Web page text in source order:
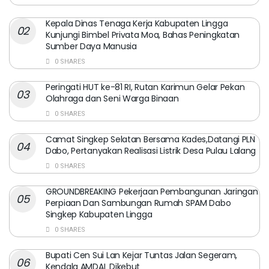
Kepala Dinas Tenaga Kerja Kabupaten Lingga
Kunjungi Bimbel Privata Moa, Bahas Peningkatan
Sumber Daya Manusia
0 SHARES
Peringati HUT ke-81 RI, Rutan Karimun Gelar Pekan
Olahraga dan Seni Warga Binaan
0 SHARES
Camat Singkep Selatan Bersama Kades,Datangi PLN
Dabo, Pertanyakan Realisasi Listrik Desa Pulau Lalang
0 SHARES
GROUNDBREAKING Pekerjaan Pembangunan Jaringan
Perpiaan Dan Sambungan Rumah SPAM Dabo
Singkep Kabupaten Lingga
0 SHARES
Bupati Cen Sui Lan Kejar Tuntas Jalan Segeram,